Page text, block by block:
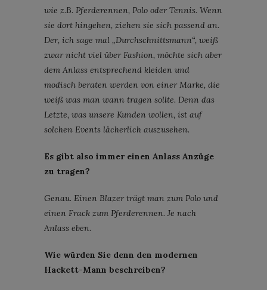
wie z.B. Pferderennen, Polo oder Tennis. Wenn
sie dort hingehen, ziehen sie sich passend an.
Der, ich sage mal „Durchschnittsmann“, weiß
zwar nicht viel über Fashion, möchte sich aber
dem Anlass entsprechend kleiden und
modisch beraten werden von einer Marke, die
weiß was man wann tragen sollte. Denn das
Letzte, was unsere Kunden wollen, ist auf
solchen Events lächerlich auszusehen.
Es gibt also immer einen Anlass Anzüge
zu tragen?
Genau. Einen Blazer trägt man zum Polo und
einen Frack zum Pferderennen. Je nach
Anlass eben.
Wie würden Sie denn den modernen
Hackett-Mann beschreiben?